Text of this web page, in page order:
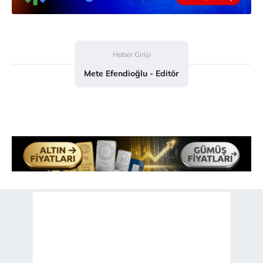
verileriniz işlenmekte olup gerekli olan çerezler bilgi
toplumu hizmetlerinin sunulması amacıyla
Çerezlere ilişkin tercihlerinizi aşağıda yer alan panel
Haber Girişi
Mete Efendioğlu - Editör